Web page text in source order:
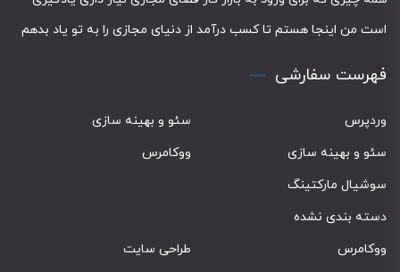
است من اینجا هستم تا کسب درآمد از دنیای مجازی را به تو یاد بدهم
فهرست سفارشی
وردپرس
سئو و بهینه سازی
سوشیال مارکتینگ
دسته بندی نشده
سئو و بهینه سازی
ووکامرس
ووکامرس طراحی سایت